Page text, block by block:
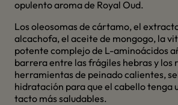
opulento aroma de Royal Oud.
Los oleosomas de cártamo, el
alcachofa, el aceite de mongogo, la
potente complejo de L-aminoácidos
barrera entre las frágiles hebras y los
herramientas de peinado calientes,
hidratación para que el cabello tenga
tacto más saludables.